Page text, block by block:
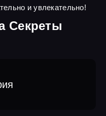
и увлекательно!
Секреты